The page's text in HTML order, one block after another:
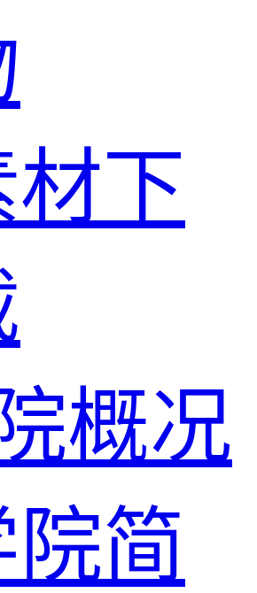
材下
概况
院简